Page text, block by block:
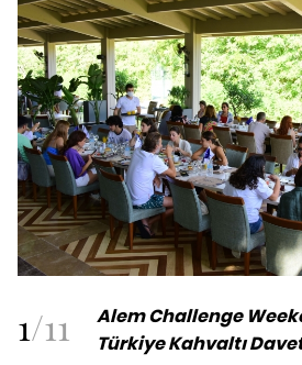
1/11
Alem Challenge
Türkiye Kahvaltı